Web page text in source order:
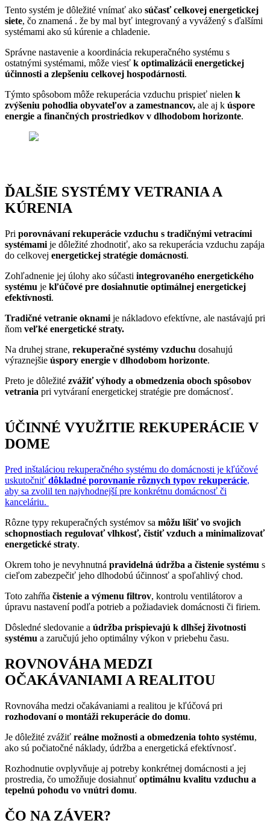
Tento systém je dôležité vnímať ako súčasť celkovej energetickej
siete, čo znamená . že by mal byť integrovaný a vyvážený s ďalšími
systémami ako sú kúrenie a chladenie.
Správne nastavenie a koordinácia rekuperačného systému s
ostatnými systémami, môže viesť k optimalizácii energetickej
účinnosti a zlepšeniu celkovej hospodárnosti.
Týmto spôsobom môže rekuperácia vzduchu prispieť nielen k
zvýšeniu pohodlia obyvateľov a zamestnancov, ale aj k úspore
energie a finančných prostriedkov v dlhodobom horizonte.
ĎALŠIE SYSTÉMY VETRANIA A
KÚRENIA
Pri porovnávaní rekuperácie vzduchu s tradičnými vetracími
systémami je dôležité zhodnotiť, ako sa rekuperácia vzduchu zapája
do celkovej energetickej stratégie domácnosti.
Zohľadnenie jej úlohy ako súčasti integrovaného energetického
systému je kľúčové pre dosiahnutie optimálnej energetickej
efektívnosti.
Tradičné vetranie oknami je nákladovo efektívne, ale nastávajú pri
ňom veľké energetické straty.
Na druhej strane, rekuperačné systémy vzduchu dosahujú
výraznejšie úspory energie v dlhodobom horizonte.
Preto je dôležité zvážiť výhody a obmedzenia oboch spôsobov
vetrania pri vytváraní energetickej stratégie pre domácnosť.
ÚČINNÉ VYUŽITIE REKUPERÁCIE V
DOME
Pred inštaláciou rekuperačného systému do domácnosti je kľúčové
uskutočniť dôkladné porovnanie rôznych typov rekuperácie,
aby sa zvolil ten najvhodnejší pre konkrétnu domácnosť či
kanceláriu.
Rôzne typy rekuperačných systémov sa môžu líšiť vo svojich
schopnostiach regulovať vlhkosť, čistiť vzduch a minimalizovať
energetické straty.
Okrem toho je nevyhnutná pravidelná údržba a čistenie systému s
cieľom zabezpečiť jeho dlhodobú účinnosť a spoľahlivý chod.
Toto zahŕňa čistenie a výmenu filtrov, kontrolu ventilátorov a
úpravu nastavení podľa potrieb a požiadaviek domácnosti či firiem.
Dôsledné sledovanie a údržba prispievajú k dlhšej životnosti
systému a zaručujú jeho optimálny výkon v priebehu času.
ROVNOVÁHA MEDZI
OČAKÁVANIAMI A REALITOU
Rovnováha medzi očakávaniami a realitou je kľúčová pri
rozhodovaní o montáži rekuperácie do domu.
Je dôležité zvážiť reálne možnosti a obmedzenia tohto systému,
ako sú počiatočné náklady, údržba a energetická efektívnosť.
Rozhodnutie ovplyvňuje aj potreby konkrétnej domácnosti a jej
prostredia, čo umožňuje dosiahnuť optimálnu kvalitu vzduchu a
tepelnú pohodu vo vnútri domu.
ČO NA ZÁVER?